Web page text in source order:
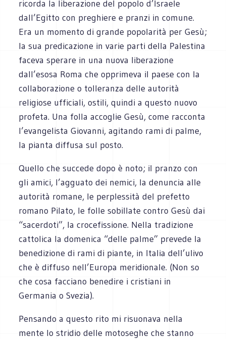
ricorda la liberazione del popolo d’Israele
dall’Egitto con preghiere e pranzi in comune.
Era un momento di grande popolarità per Gesù;
la sua predicazione in varie parti della Palestina
faceva sperare in una nuova liberazione
dall’esosa Roma che opprimeva il paese con la
collaborazione o tolleranza delle autorità
religiose ufficiali, ostili, quindi a questo nuovo
profeta. Una folla accoglie Gesù, come racconta
l’evangelista Giovanni, agitando rami di palme,
la pianta diffusa sul posto.
Quello che succede dopo è noto; il pranzo con
gli amici, l’agguato dei nemici, la denuncia alle
autorità romane, le perplessità del prefetto
romano Pilato, le folle sobillate contro Gesù dai
“sacerdoti”, la crocefissione. Nella tradizione
cattolica la domenica “delle palme” prevede la
benedizione di rami di piante, in Italia dell’ulivo
che è diffuso nell’Europa meridionale. (Non so
che cosa facciano benedire i cristiani in
Germania o Svezia).
Pensando a questo rito mi risuonava nella
mente lo stridio delle motoseghe che stanno